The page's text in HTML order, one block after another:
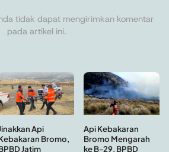
tidak dapat mengirimkan komentar
pada artikel ini.
Api
Bromo,
Jatim
Api Kebakaran
Bromo Mengarah
ke B-29, BPBD